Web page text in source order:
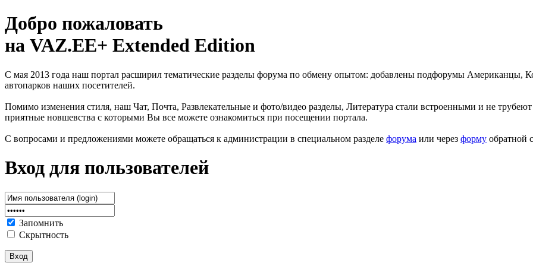
Добро пожаловать
на VAZ.EE+ Extended Edition
С мая 2013 года наш портал расширил тематические разделы форума по обмену опытом: добавлены подфорумы
автопарков наших посетителей.
Помимо изменения стиля, наш Чат, Почта, Развлекательные и фото/видео разделы, Литература стали встроенными и не
приятные новшевства с которыми Вы все можете ознакомиться при посещении портала.
С вопросами и предложениями можете обращаться к администрации в специальном разделе форума или через форму обратной
Вход для пользователей
Запомнить
Скрытность